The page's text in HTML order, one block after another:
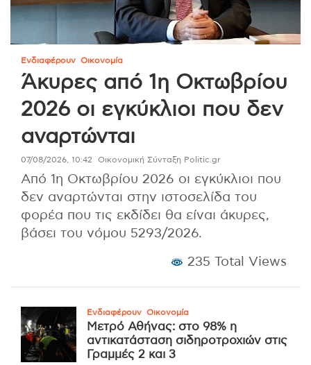
Ενδιαφέρουν Οικονομία
Άκυρες από 1η Οκτωβρίου
2026 οι εγκύκλιοι που δεν
αναρτώνται
07/08/2026, 10:42 Οικονομική Σύνταξη Politic.gr
Από 1η Οκτωβρίου 2026 οι εγκύκλιοι που
δεν αναρτώνται στην ιστοσελίδα του
φορέα που τις εκδίδει θα είναι άκυρες,
βάσει του νόμου 5293/2026.
235 Total Views
Ενδιαφέρουν Οικονομία
Μετρό Αθήνας: στο 98% η
αντικατάσταση σιδηροτροχιών στις
Γραμμές 2 και 3